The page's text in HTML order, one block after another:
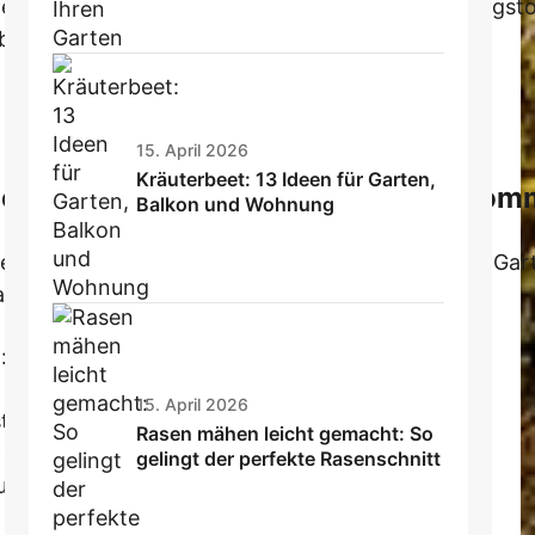
der Untergrund zu fest oder nass ist.
für Schritt zum blühenden
Schritt-für-Schritt-Anleitung aus dem florwerk
Flow kommen:
lockern, Unkraut und Steine raus.
Höhe und Blütezeit beachten.
anordnen. Mix & Match ist erlaubt!
– sie wachsen noch!
Mulch ausbringen.
mit Kompost.
15. April 2026
Kräuterbeet: 13 Ideen für Garten,
Balkon und Wohnung
15. April 2026
Rasen mähen leicht gemacht: So
gelingt der perfekte Rasenschnitt